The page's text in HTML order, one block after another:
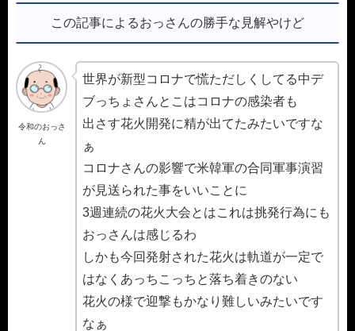
この記事によるおっさんの勝手な見解やけど
令和のおっさ
ん
世界が新型コロナで慌ただしくしてる中デ
ブっちょさんとこはコロナの感染者も
出さす花火開発に精が出てたみたいですな
ぁ
コロナさんの影響で米韓軍の合同軍事演習
が見送られた事をいいことに
3週連続の花火大会とはこれは挑発行為にも
おっさんは感じるわ
しかも今回発射された花火は軌道が一定で
はなくあっちこっちと落ち着きのない
花火の様で迎撃もかなり難しいみたいです
なぁ